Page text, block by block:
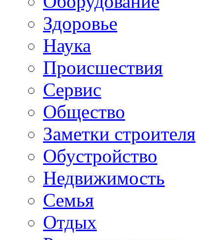
Здоровье
Наука
Происшествия
Сервис
Общество
Заметки строителя
Обустройство
Недвижимость
Семья
Отдых